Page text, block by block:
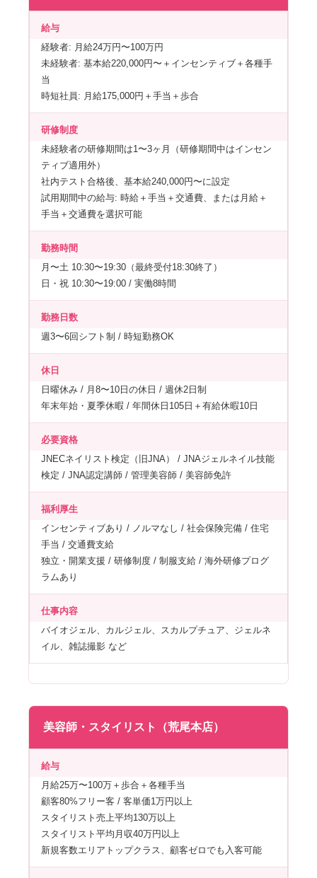
給与
経験者: 月給24万円〜100万円
未経験者: 基本給220,000円〜＋インセンティブ＋各種手
当
時短社員: 月給175,000円＋手当＋歩合
研修制度
未経験者の研修期間は1〜3ヶ月（研修期間中はインセン
ティブ適用外）
社内テスト合格後、基本給240,000円〜に設定
試用期間中の給与: 時給＋手当＋交通費、または月給＋
手当＋交通費を選択可能
勤務時間
月〜土 10:30〜19:30（最終受付18:30終了）
日・祝 10:30〜19:00 / 実働8時間
勤務日数
週3〜6回シフト制 / 時短勤務OK
休日
日曜休み / 月8〜10日の休日 / 週休2日制
年末年始・夏季休暇 / 年間休日105日＋有給休暇10日
必要資格
JNECネイリスト検定（旧JNA） / JNAジェルネイル技能
検定 / JNA認定講師 / 管理美容師 / 美容師免許
福利厚生
インセンティブあり / ノルマなし / 社会保険完備 / 住宅
手当 / 交通費支給
独立・開業支援 / 研修制度 / 制服支給 / 海外研修プログ
ラムあり
仕事内容
バイオジェル、カルジェル、スカルプチュア、ジェルネ
イル、雑誌撮影 など
美容師・スタイリスト（荒尾本店）
給与
月給25万〜100万＋歩合＋各種手当
顧客80%フリー客 / 客単価1万円以上
スタイリスト売上平均130万以上
スタイリスト平均月収40万円以上
新規客数エリアトップクラス、顧客ゼロでも入客可能